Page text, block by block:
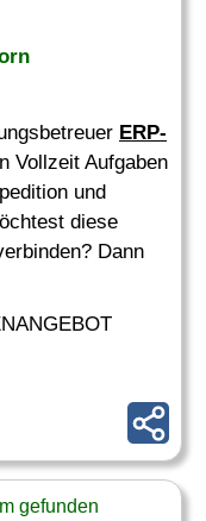
ERP-
Vollzeit Aufgaben
und
diese
Dann
gefunden